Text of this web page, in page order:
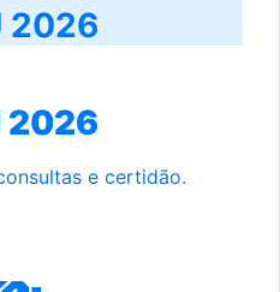
2026
2026
e certidão.